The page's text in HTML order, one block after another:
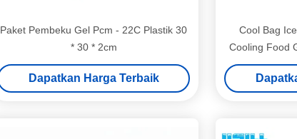
Paket Pembeku Gel Pcm - 22C Plastik 30
* 30 * 2cm
Dapatkan Harga Terbaik
Cool Bag
Cooling Food